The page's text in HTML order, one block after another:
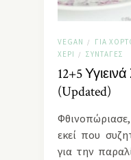
VEGAN / ΓΙΑ
ΧΈΡΙ
/ ΣΥΝΤΑΓΈΣ
12+5
(Updated)
εκεί που
για την